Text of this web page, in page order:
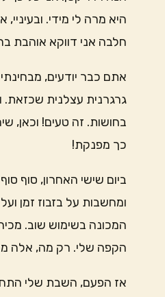
היא מרה לי מידי.
חלבה אני דווקא אוהבת
אתם כבר יודעים,
גרגרנית עצלנית שכזאת.
בחושות. זה טעים! וכאן,
כך מפנקת!
ומחשבות על בזבוז זמן
המכונה בשימוש שוב.
הקפה שלי. רק מה, אלה
אז הפעם, השבת שלי